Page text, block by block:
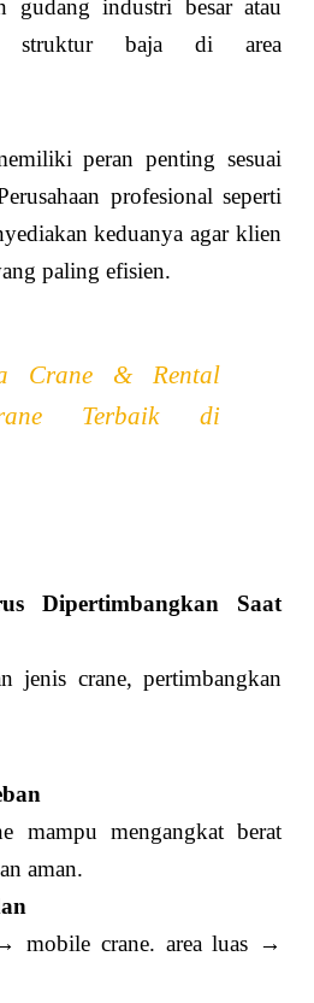
gudang industri besar atau
struktur baja di area
peran penting sesuai
profesional seperti
keduanya agar klien
paling efisien.
Crane & Rental
Terbaik di
Dipertimbangkan Saat
jenis crane, pertimbangkan
mampu mengangkat berat
aman.
mobile crane. area luas →